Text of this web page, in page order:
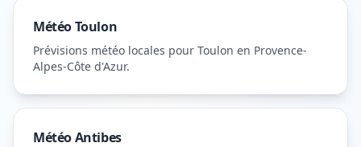
MétéoToulon
Prévisions météo locales pour Toulon en Provence-
Alpes-Côte d'Azur.
MétéoAntibes